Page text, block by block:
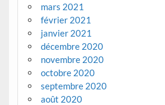
mars 2021
février 2021
janvier 2021
décembre 2020
novembre 2020
octobre 2020
septembre 2020
août 2020